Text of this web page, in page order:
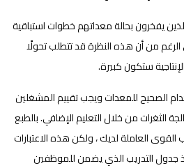
يفخرون بحالة معداتهم خطوات استباقية
من أن هذه النظرة قد تتطلب تحولًا
ستكون كبيرة.
الصحيح للمعدات ويجب تقييم المشغلين
الثغرات من خلال التعليم الإضافي. بالطبع
القوى العاملة لديك ، ولكن هذه الاعتبارات
جدول التدريب الذي يضمن للموظفين